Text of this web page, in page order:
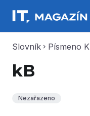
Slovník chevron_right Písmeno K
kB
Nezařazeno